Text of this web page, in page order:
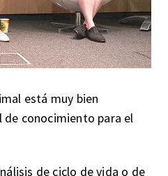
está muy bien
de conocimiento para el
de ciclo de vida o de